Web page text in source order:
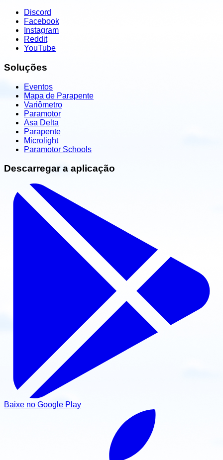
Discord
Facebook
Instagram
Reddit
YouTube
Soluções
Eventos
Mapa de Parapente
Variômetro
Paramotor
Asa Delta
Parapente
Microlight
Paramotor Schools
Descarregar a aplicação
Baixe no Google Play